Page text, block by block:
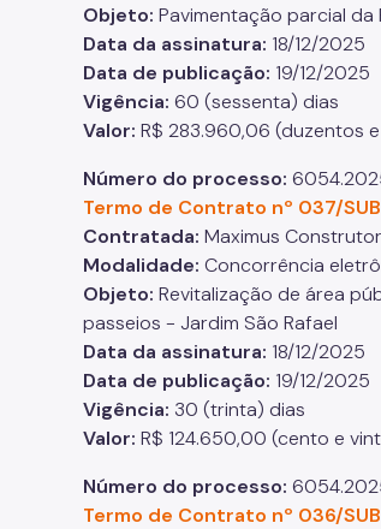
Objeto: Pavimentação parcial da
Data da assinatura: 18/12/2025
Data de publicação: 19/12/2025
Vigência: 60 (sessenta) dias
Valor: R$ 283.960,06 (duzentos
Número do processo:
Termo de Contrato nº 037/
Contratada: Maximus
Modalidade: Concorrência
Objeto: Revitalização de área
passeios - Jardim São Rafael
Data da assinatura: 18/12/2025
Data de publicação: 19/12/2025
Vigência: 30 (trinta) dias
Valor: R$ 124.650,00 (cento e
Número do processo:
Termo de Contrato nº 036/